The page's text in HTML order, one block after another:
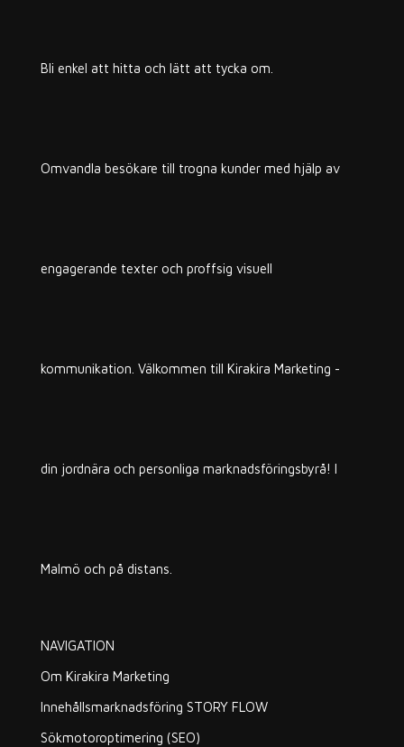
Bli enkel att hitta och lätt att tycka om.
Omvandla besökare till trogna kunder med hjälp av
engagerande texter och proffsig visuell
kommunikation. Välkommen till Kirakira Marketing -
din jordnära och personliga marknadsföringsbyrå! I
Malmö och på distans.
NAVIGATION
Om Kirakira Marketing
Innehållsmarknadsföring STORY FLOW
Sökmotoroptimering (SEO)